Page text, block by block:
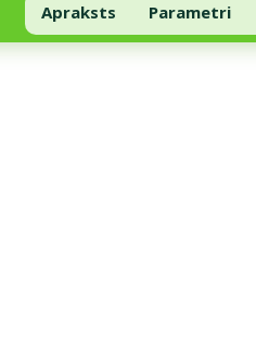
Apraksts Parametri